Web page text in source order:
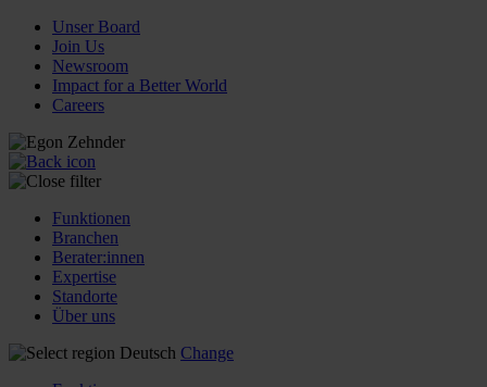
Unser Board
Join Us
Newsroom
Impact for a Better World
Careers
Funktionen
Branchen
Berater:innen
Expertise
Standorte
Über uns
Deutsch Change